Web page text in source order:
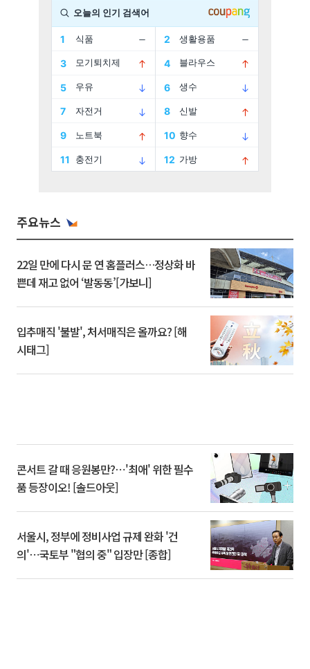
주요뉴스
22일 만에 다시 문 연 홈플러스…정상화 바
쁜데 재고 없어 ‘발동동’[가보니]
입추매직 '불발', 처서매직은 올까요? [해
시태그]
콘서트 갈 때 응원봉만?⋯'최애' 위한 필수
품 등장이오! [솔드아웃]
서울시, 정부에 정비사업 규제 완화 '건
의'⋯국토부 "협의 중" 입장만 [종합]